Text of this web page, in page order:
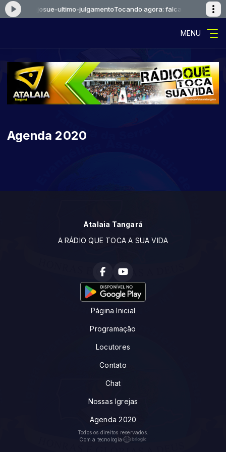
falcaoejosue-ultimo-julgamentoTocando agora: falcaoejosue-
MENU
Agenda 2020
Atalaia Tangará
A RÁDIO QUE TOCA A SUA VIDA
Página Inicial
Programação
Locutores
Contato
Chat
Nossas Igrejas
Agenda 2020
Todos os direitos reservados.
Com a tecnologia